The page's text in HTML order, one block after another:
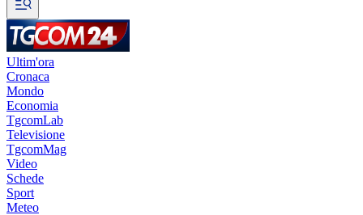
Ultim'ora
Cronaca
Mondo
Economia
TgcomLab
Televisione
TgcomMag
Video
Schede
Sport
Meteo